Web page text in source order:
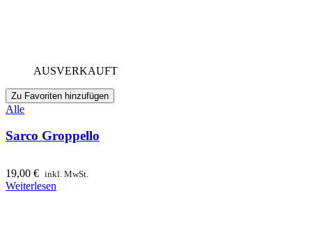
AUSVERKAUFT
Zu Favoriten hinzufügen
Alle
Sarco Groppello
19,00 € inkl. MwSt.
Weiterlesen